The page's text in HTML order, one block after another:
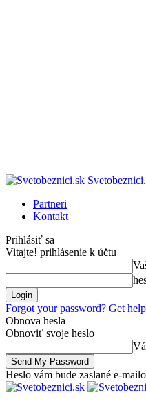
Partneri
Kontakt
Prihlásiť sa
Vitajte! prihlásenie k účtu
Forgot your password? Get help
Obnova hesla
Obnoviť svoje heslo
Heslo vám bude zaslané e-